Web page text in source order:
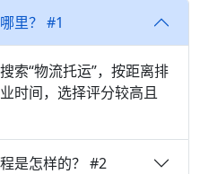
里？ #1
索“物流托运”，按距离排
时间，选择评分较高且
是怎样的？ #2